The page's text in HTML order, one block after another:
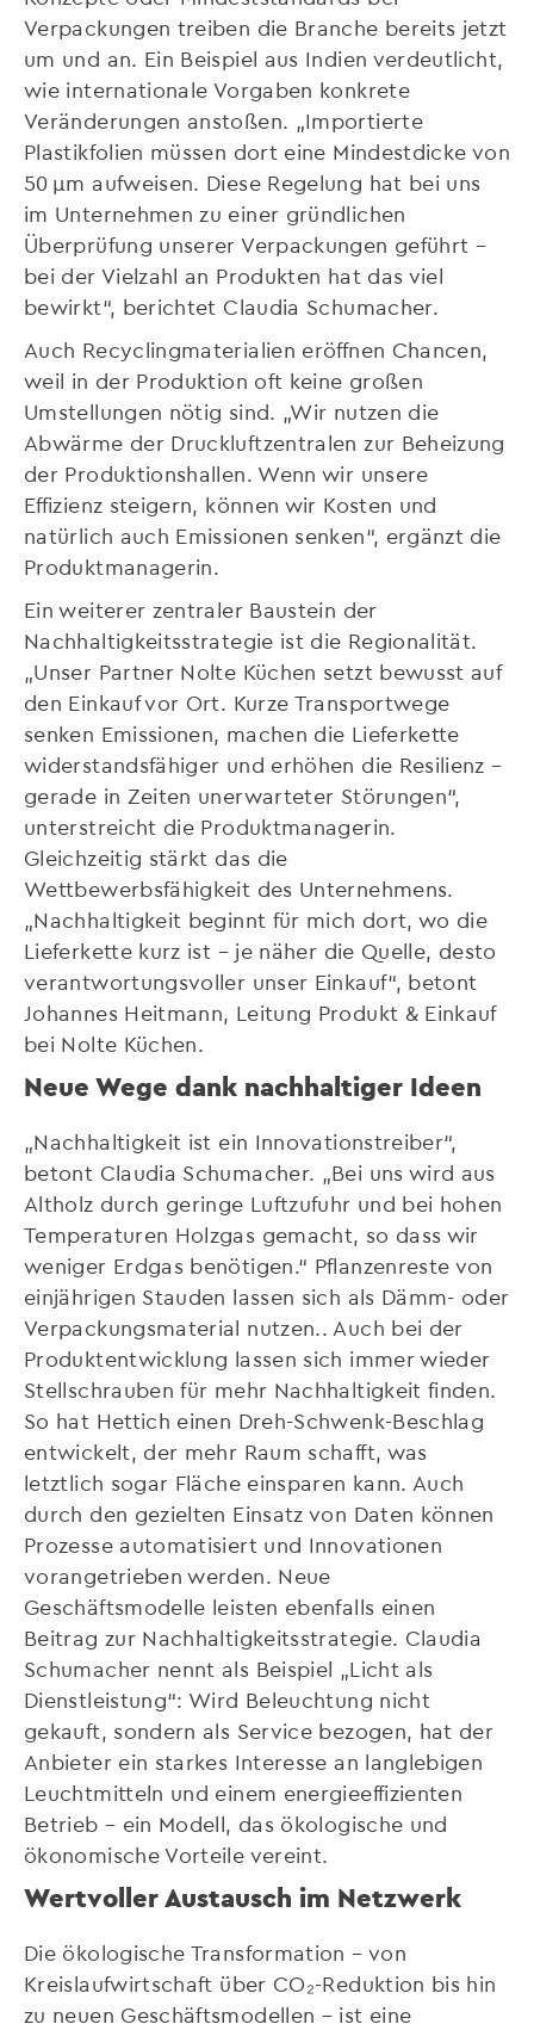
Verpackungen treiben die Branche bereits jetzt
um und an. Ein Beispiel aus Indien verdeutlicht,
wie internationale Vorgaben konkrete
Veränderungen anstoßen. „Importierte
Plastikfolien müssen dort eine Mindestdicke von
50 µm aufweisen. Diese Regelung hat bei uns
im Unternehmen zu einer gründlichen
Überprüfung unserer Verpackungen geführt –
bei der Vielzahl an Produkten hat das viel
bewirkt“, berichtet Claudia Schumacher.
Auch Recyclingmaterialien eröffnen Chancen,
weil in der Produktion oft keine großen
Umstellungen nötig sind. „Wir nutzen die
Abwärme der Druckluftzentralen zur Beheizung
der Produktionshallen. Wenn wir unsere
Effizienz steigern, können wir Kosten und
natürlich auch Emissionen senken“, ergänzt die
Produktmanagerin.
Ein weiterer zentraler Baustein der
Nachhaltigkeitsstrategie ist die Regionalität.
„Unser Partner Nolte Küchen setzt bewusst auf
den Einkauf vor Ort. Kurze Transportwege
senken Emissionen, machen die Lieferkette
widerstandsfähiger und erhöhen die Resilienz –
gerade in Zeiten unerwarteter Störungen“,
unterstreicht die Produktmanagerin.
Gleichzeitig stärkt das die
Wettbewerbsfähigkeit des Unternehmens.
„Nachhaltigkeit beginnt für mich dort, wo die
Lieferkette kurz ist – je näher die Quelle, desto
verantwortungsvoller unser Einkauf“, betont
Johannes Heitmann, Leitung Produkt & Einkauf
bei Nolte Küchen.
Neue Wege dank nachhaltiger Ideen
„Nachhaltigkeit ist ein Innovationstreiber“,
betont Claudia Schumacher. „Bei uns wird aus
Altholz durch geringe Luftzufuhr und bei hohen
Temperaturen Holzgas gemacht, so dass wir
weniger Erdgas benötigen.“ Pflanzenreste von
einjährigen Stauden lassen sich als Dämm- oder
Verpackungsmaterial nutzen.. Auch bei der
Produktentwicklung lassen sich immer wieder
Stellschrauben für mehr Nachhaltigkeit finden.
So hat Hettich einen Dreh-Schwenk-Beschlag
entwickelt, der mehr Raum schafft, was
letztlich sogar Fläche einsparen kann. Auch
durch den gezielten Einsatz von Daten können
Prozesse automatisiert und Innovationen
vorangetrieben werden. Neue
Geschäftsmodelle leisten ebenfalls einen
Beitrag zur Nachhaltigkeitsstrategie. Claudia
Schumacher nennt als Beispiel „Licht als
Dienstleistung“: Wird Beleuchtung nicht
gekauft, sondern als Service bezogen, hat der
Anbieter ein starkes Interesse an langlebigen
Leuchtmitteln und einem energieeffizienten
Betrieb – ein Modell, das ökologische und
ökonomische Vorteile vereint.
Wertvoller Austausch im Netzwerk
Die ökologische Transformation – von
Kreislaufwirtschaft über CO₂-Reduktion bis hin
zu neuen Geschäftsmodellen – ist eine